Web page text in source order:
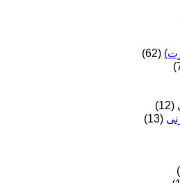
(62)
(12)
(13)